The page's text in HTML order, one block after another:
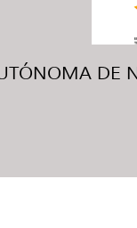
DE